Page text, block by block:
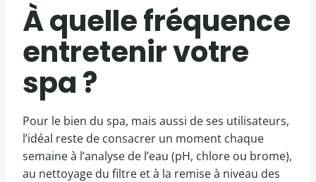
À quelle fréquence
entretenir votre
spa ?
Pour le bien du spa, mais aussi de ses utilisateurs,
l’idéal reste de consacrer un moment chaque
semaine à l’analyse de l’eau (pH, chlore ou brome),
au nettoyage du filtre et à la remise à niveau des